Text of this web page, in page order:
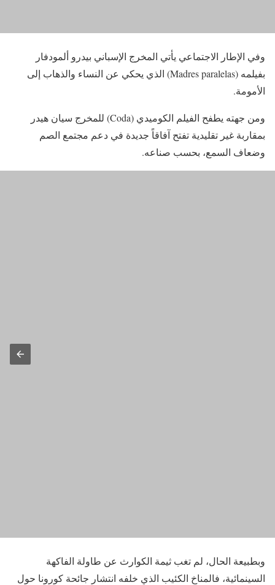
وفي الإطار الاجتماعي يأتي المخرج الإسباني بيدرو ألمودفار
بفيلمه (Madres paralelas) الذي يحكي عن النساء والذهاب إلى
الأمومة.
ومن جهته يطفح الفيلم الكوميدي (Coda) للمخرج سيان هيدر
بمقاربة غير تقليدية تفتح آفاقاً جديدة في دعم مجتمع الصم
وضعاف السمع، بحسب صناعه.
وبطبيعة الحال، لم تغب ثيمة الكوارث عن طاولة الفاكهة
السينمائية، فالمناخ الكئيب الذي خلفه انتشار جائحة كورونا حول